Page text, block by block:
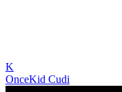
K
OnceKid Cudi